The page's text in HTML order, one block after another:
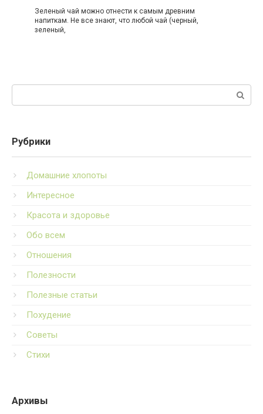
Зеленый чай можно отнести к самым древним
напиткам. Не все знают, что любой чай (черный,
зеленый,
Рубрики
Домашние хлопоты
Интересное
Красота и здоровье
Обо всем
Отношения
Полезности
Полезные статьи
Похудение
Советы
Стихи
Архивы